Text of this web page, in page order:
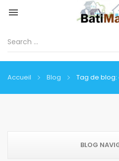

Accueil Blog Tag de
BLOG